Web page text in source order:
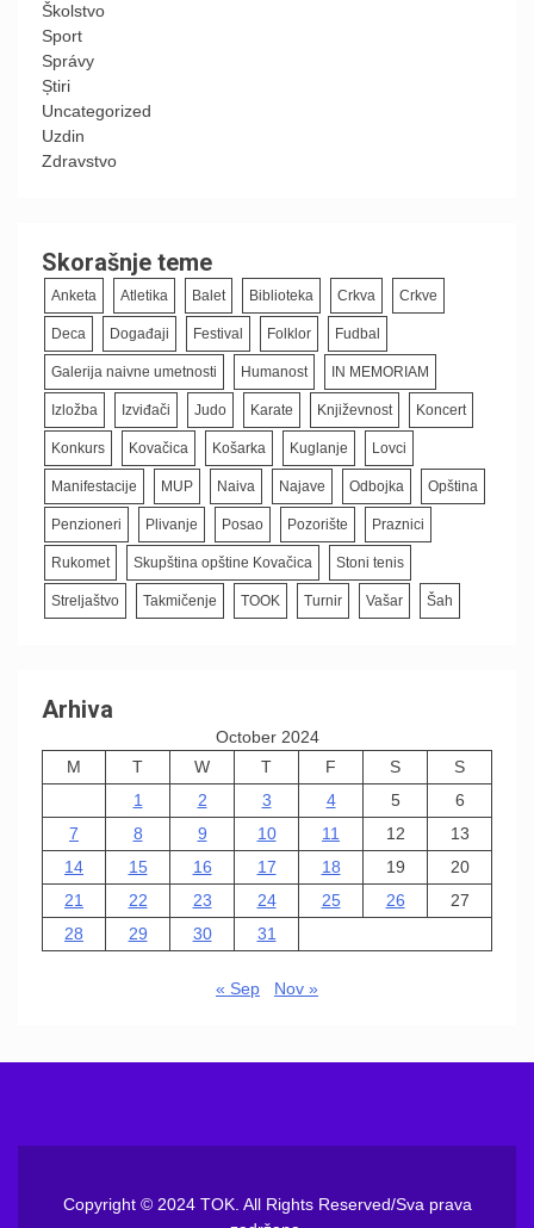
Školstvo
Sport
Správy
Știri
Uncategorized
Uzdin
Zdravstvo
Skorašnje teme
Anketa Atletika Balet Biblioteka Crkva Crkve
Deca Događaji Festival Folklor Fudbal
Galerija naivne umetnosti Humanost IN MEMORIAM
Izložba Izviđači Judo Karate Književnost Koncert
Konkurs Kovačica Košarka Kuglanje Lovci
Manifestacije MUP Naiva Najave Odbojka Opština
Penzioneri Plivanje Posao Pozorište Praznici
Rukomet Skupština opštine Kovačica Stoni tenis
Streljaštvo Takmičenje TOOK Turnir Vašar Šah
Arhiva
October 2024
M
T W T F S
S
1
2 3 4 5
6
7
8 9 10 11 12
13
14
15 16 17 18 19
20
21
22 23 24 25 26
27
28
29 30 31
« Sep Nov »
Copyright © 2024 TOK. All Rights Reserved/Sva prava